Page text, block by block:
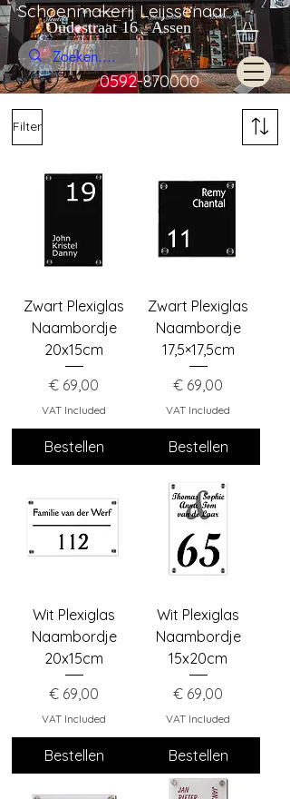
Schoenmakerij Leijssenaar
Oudestraat 16 Assen
0592-870000
Filter
Zwart Plexiglas
Naambordje
20x15cm
Price
€ 69,00
VAT Included
Bestellen
Zwart Plexiglas
Naambordje
17,5×17,5cm
Price
€ 69,00
VAT Included
Bestellen
Wit Plexiglas
Naambordje
20x15cm
Price
€ 69,00
VAT Included
Bestellen
Wit Plexiglas
Naambordje
15x20cm
Price
€ 69,00
VAT Included
Bestellen